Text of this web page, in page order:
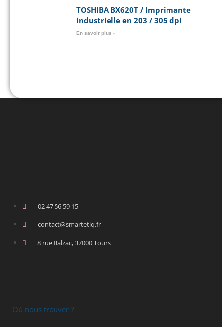
TOSHIBA BX620T / Imprimante
industrielle en 203 / 305 dpi
En savoir plus »
02 47 56 59 15
contact@smartetiq.fr
8 rue Balzac, 37000 Tours
Où nous trouver ?